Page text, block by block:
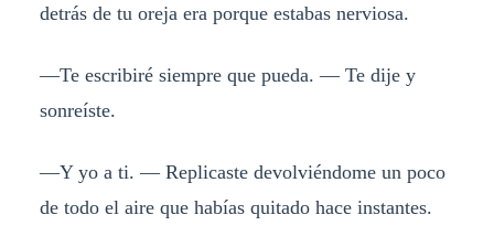
detrás de tu oreja era porque estabas nerviosa.
—Te escribiré siempre que pueda. — Te dije y
sonreíste.
—Y yo a ti. — Replicaste devolviéndome un poco
de todo el aire que habías quitado hace instantes.